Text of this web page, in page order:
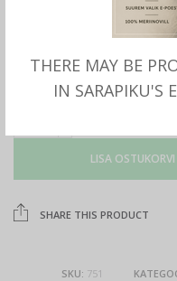
THERE MAY BE
IN SARAPIKU'S
Toodetud
LISA OSTUKORVI
SHARE THIS PRODUCT
SKU: 751